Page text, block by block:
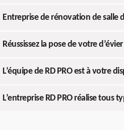
Entreprise de rénovation de salle
Réussissez la pose de votre
L’équipe de RD PRO est à votre
L’entreprise RD PRO réalise tous